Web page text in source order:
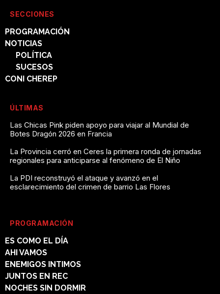
SECCIONES
PROGRAMACIÓN
NOTICIAS
POLÍTICA
SUCESOS
CONI CHEREP
ÚLTIMAS
Las Chicas Pink piden apoyo para viajar al Mundial de
Botes Dragón 2026 en Francia
La Provincia cerró en Ceres la primera ronda de jornadas
regionales para anticiparse al fenómeno de El Niño
La PDI reconstruyó el ataque y avanzó en el
esclarecimiento del crimen de barrio Las Flores
PROGRAMACIÓN
ES COMO EL DÍA
AHI VAMOS
ENEMIGOS INTIMOS
JUNTOS EN REC
NOCHES SIN DORMIR